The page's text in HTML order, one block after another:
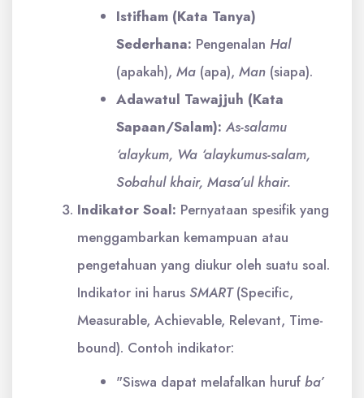
Istifham (Kata Tanya)
Sederhana: Pengenalan Hal
(apakah), Ma (apa), Man (siapa).
Adawatul Tawajjuh (Kata
Sapaan/Salam): As-salamu
‘alaykum, Wa ‘alaykumus-salam,
Sobahul khair, Masa’ul khair.
Indikator Soal: Pernyataan spesifik yang
menggambarkan kemampuan atau
pengetahuan yang diukur oleh suatu soal.
Indikator ini harus SMART(Specific,
Measurable, Achievable, Relevant, Time-
bound). Contoh indikator:
"Siswa dapat melafalkan huruf ba’